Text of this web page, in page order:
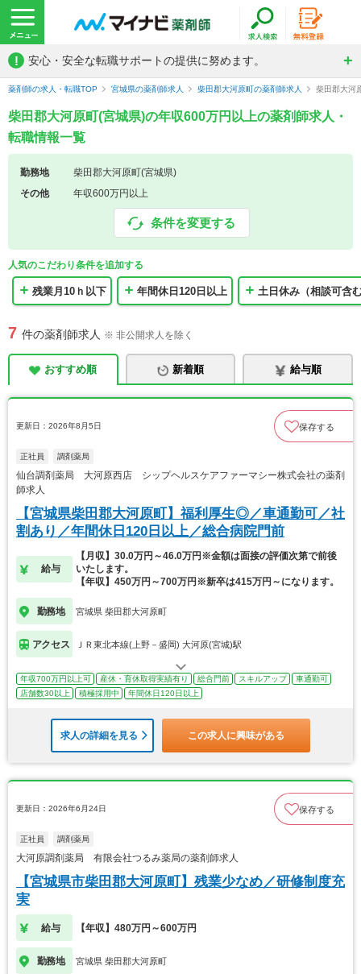
! 安心・安全な転職サポートの提供に努めます。
薬剤師の求人・転職TOP 宮城県の薬剤師求人 柴田郡大河原町の薬剤師求人 柴田郡大河
柴田郡大河原町(宮城県)の年収600万円以上の薬剤師求人・
転職情報一覧
勤務地
柴田郡大河原町(宮城県)
その他
年収600万円以上
条件を変更する
人気のこだわり条件を追加する
残業月10ｈ以下 年間休日120日以上 土日休み（相談可含
7 件の薬剤師求人 ※ 非公開求人を除く
おすすめ順 新着順 給与順
更新日：2026年8月5日 保存する
正社員 調剤薬局
仙台調剤薬局 大河原西店 シップヘルスケアファーマシー株式会社の薬剤
師求人
【宮城県柴田郡大河原町】福利厚生◎／車通勤可／社
割あり／年間休日120日以上／総合病院門前
給与
【月収】30.0万円～46.0万円※金額は面接の評価次第で前後
いたします。
【年収】450万円～700万円※新卒は415万円～になります。
勤務地 宮城県 柴田郡大河原町
アクセス ＪＲ東北本線(上野－盛岡) 大河原(宮城)駅
年収700万円以上可 産休・育休取得実績有り 総合門前 スキルアップ
車通勤可
店舗数30以上
積極採用中 年間休日120日以上
求人の詳細を見る この求人に興味がある
更新日：2026年6月24日 保存する
正社員 調剤薬局
大河原調剤薬局 有限会社つるみ薬局の薬剤師求人
【宮城県市柴田郡大河原町】残業少なめ／研修制度充
実
給与 【年収】480万円～600万円
勤務地 宮城県 柴田郡大河原町